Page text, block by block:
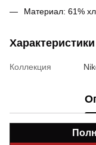
Материал: 61%
Характеристики
Коллекция